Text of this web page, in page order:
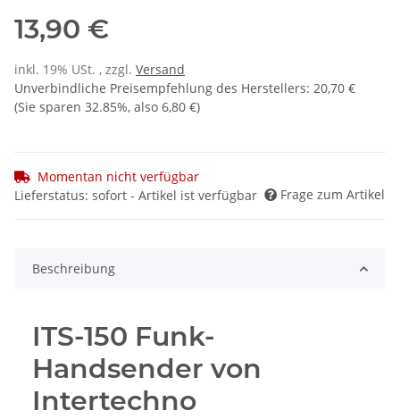
13,90 €
inkl. 19% USt. , zzgl. Versand
Unverbindliche Preisempfehlung des Herstellers: 20,70 €
(Sie sparen 32.85%, also 6,80 €)
Momentan nicht verfügbar
Lieferstatus: sofort - Artikel ist verfügbar
Frage zum Artikel
Beschreibung
ITS-150 Funk-
Handsender von
Intertechno